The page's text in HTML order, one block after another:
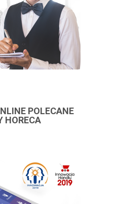
POLECANE
HORECA